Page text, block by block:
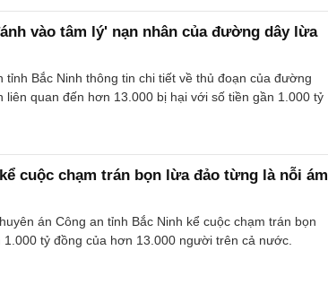
vào tâm lý' nạn nhân của đường dây lừa
tỉnh Bắc Ninh thông tin chi tiết về thủ đoạn của đường
liên quan đến hơn 13.000 bị hại với số tiền gần 1.000 tỷ
cuộc chạm trán bọn lừa đảo từng là nỗi ám
án Công an tỉnh Bắc Ninh kể cuộc chạm trán bọn
tỷ đồng của hơn 13.000 người trên cả nước.